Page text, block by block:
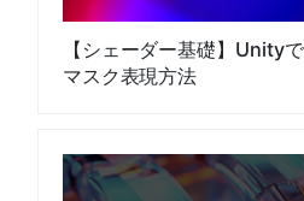
【シェーダー基礎】Unity
マスク表現方法